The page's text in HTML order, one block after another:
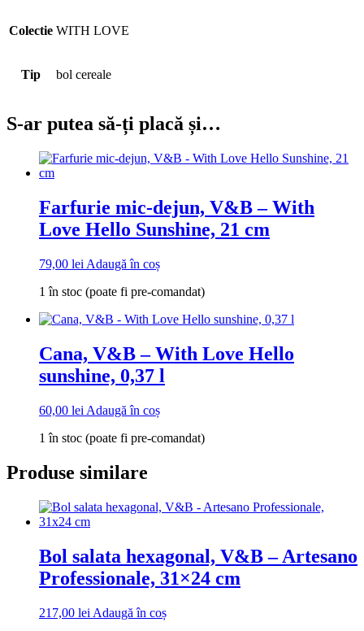
Colectie WITH LOVE
Tip bol cereale
S-ar putea să-ți placă și…
Farfurie mic-dejun, V&B – With
Love Hello Sunshine, 21 cm
79,00 lei Adaugă în coș
1 în stoc (poate fi pre-comandat)
Cana, V&B – With Love Hello
sunshine, 0,37 l
60,00 lei Adaugă în coș
1 în stoc (poate fi pre-comandat)
Produse similare
Bol salata hexagonal, V&B – Artesano
Professionale, 31×24 cm
217,00 lei Adaugă în coș